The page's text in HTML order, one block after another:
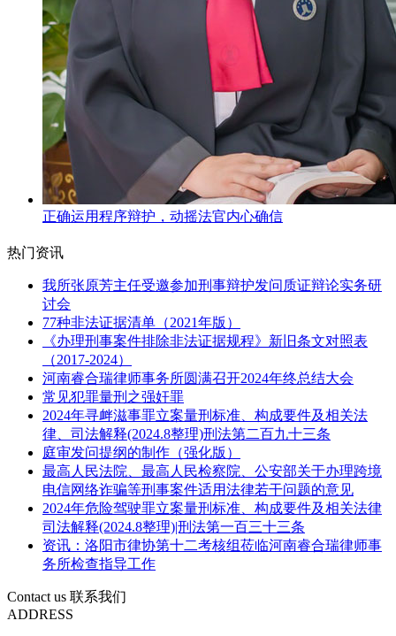
正确运用程序辩护，动摇法官内心确信
热门资讯
我所张原芳主任受邀参加刑事辩护发问质证辩论实务研
讨会
77种非法证据清单（2021年版）
《办理刑事案件排除非法证据规程》新旧条文对照表
（2017-2024）
河南睿合瑞律师事务所圆满召开2024年终总结大会
常见犯罪量刑之强奸罪
2024年寻衅滋事罪立案量刑标准、构成要件及相关法
律、司法解释(2024.8整理)刑法第二百九十三条
庭审发问提纲的制作（强化版）
最高人民法院、最高人民检察院、公安部关于办理跨境
电信网络诈骗等刑事案件适用法律若干问题的意见
2024年危险驾驶罪立案量刑标准、构成要件及相关法律
司法解释(2024.8整理)|刑法第一百三十三条
资讯：洛阳市律协第十二考核组莅临河南睿合瑞律师事
务所检查指导工作
Contact us 联系我们
ADDRESS